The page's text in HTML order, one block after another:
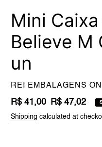
Mini
Believe M
un
VENDOR
REI EMBALAGENS
Sale
price
R$ 41,00 Regular
price
R$ 47,02
Shipping calculated at